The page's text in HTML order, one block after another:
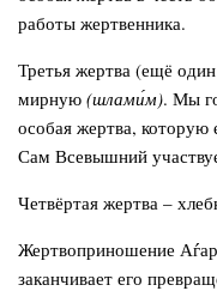
работы жертвенника.
Третья жертва (ещё
мирную (шлами́м). Мы
особая жертва, которую
Сам Всевышний
Четвёртая жертва –
Жертвоприношение
заканчивает его